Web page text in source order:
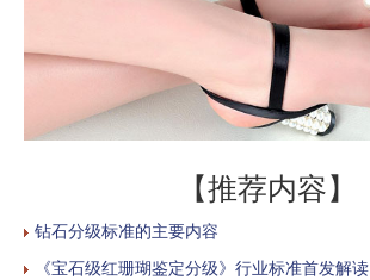
【推荐内容】
钻石分级标准的主要内容
《宝石级红珊瑚鉴定分级》行业标准首发解读